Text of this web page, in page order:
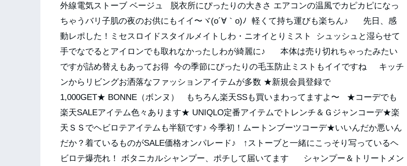
外線電気ストーブ ベージュ 脱衣所にぴったりの大きさ エアコンの温風でカピカピになっ
ちゃうバリ子肌の夜のお供にもイイ〜ヾ(o´∀｀o)ﾉ 軽くて持ち運びも楽ちん♪ 先日、感
動レポした！ミセスロイドスタイルメイトしわ・ニオイとりミスト シュッシュと湿らせて
手でなでるとアイロンでも取れなかったしわが綺麗に♪ 本体は売り切れちゃったみたい
ですが詰め替えもあってお得 今の季節にぴったりの毛玉防止ミストもイイですね キッチ
ンからリビングお洒落なファッションアイテムが多数 ★新規会員登録で
1,000GET★ BONNE（ボンヌ） もちろん楽天SSも買いまわってますよ〜 ★コーデでも
楽天SALEアイテム色々あります★ UNIQLO定番アイテムでトレンチ＆Ｇジャンコーデ★楽
天ＳＳでヘビロテアイテムも半額です♪ 今季初！ムートンブーツコーデ★いいんだか悪いん
だか？着ているものがSALE価格オンパレード♪ ↑ストーブと一緒にこっそり写っているヘ
ビロテ爆売れ！ ボタニカルシャンプー、ポチして届いてます シャンプー＆トリートメン